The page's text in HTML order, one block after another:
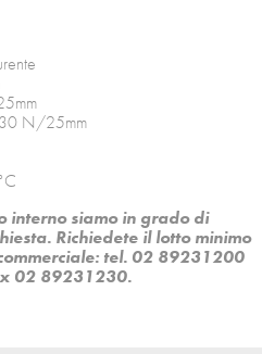
N/25mm
interno siamo in grado di
Richiedete il lotto minimo
tel. 02 89231200
02 89231230.